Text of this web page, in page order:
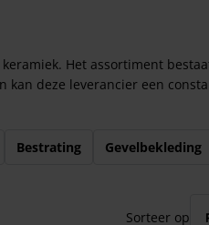
Het assortiment
deze leverancier een
Bestrating Gevelbekleding
Sorteer op